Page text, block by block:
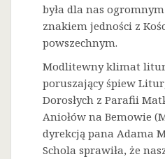
była dla nas
znakiem jedności z
powszechnym.
Modlitewny klimat
poruszający śpiew
Dorosłych z Parafii
Aniołów na Bemowie
dyrekcją pana Adama
Schola sprawiła, że